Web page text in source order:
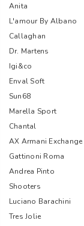
Anita
L'amour By Albano
Callaghan
Dr. Martens
Igi&co
Enval Soft
Sun68
Marella Sport
Chantal
AX Armani Exchange
Gattinoni Roma
Andrea Pinto
Shooters
Luciano Barachini
Tres Jolie